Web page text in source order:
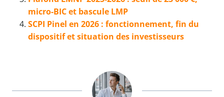
micro-BIC et bascule LMP
SCPI Pinel en 2026 : fonctionnement, fin du
dispositif et situation des investisseurs